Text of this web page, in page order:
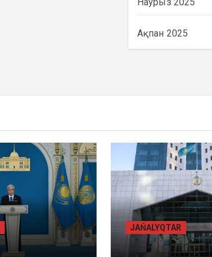
Ақпан 2025
ІРІ
JAŃALYQTAR
ҚАЗАҚСТАНДА